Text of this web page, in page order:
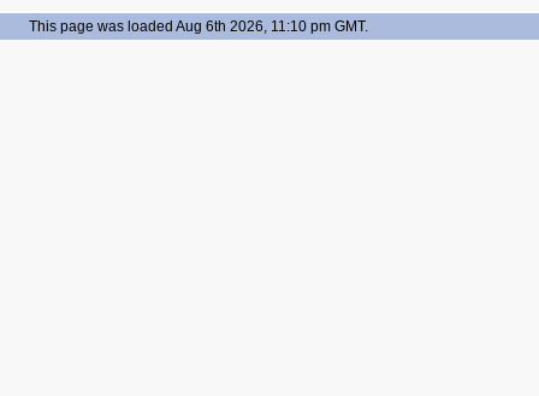
This page was loaded Aug 6th 2026, 11:10 pm GMT.